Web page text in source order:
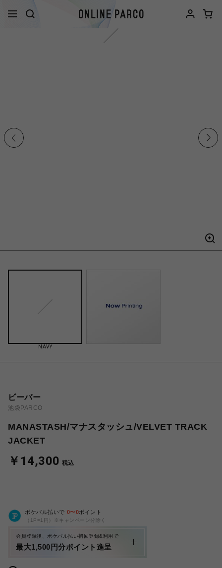
NAVY
ビーバー
池袋PARCO
MANASTASH/マナスタッシュ/VELVET TRACK
JACKET
￥14,300 税込
ポケパル払いで 0〜0ポイント
（1P=1円）※キャンペーン分除く
会員登録後、ポケパル払い初回登録&利用で
最大1,500円分ポイント進呈